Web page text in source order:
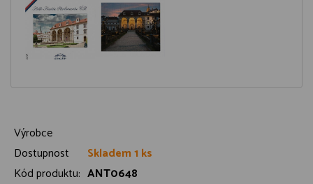
Výrobce
Dostupnost
Skladem 1 ks
Kód produktu: ANT0648